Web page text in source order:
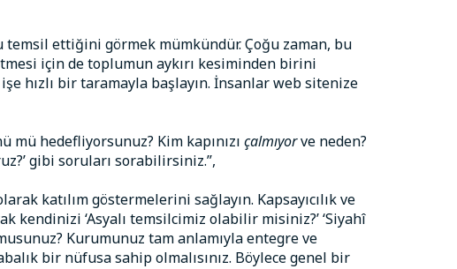
ettiğini görmek mümkündür. Çoğu zaman, bu
için de toplumun aykırı kesiminden birini
hızlı bir taramayla başlayın. İnsanlar web sitenize
hedefliyorsunuz? Kim kapınızı çalmıyorve neden?
gibi soruları sorabilirsiniz.”,
katılım göstermelerini sağlayın. Kapsayıcılık ve
‘Asyalı temsilcimiz olabilir misiniz?’ ‘Siyahî
Kurumunuz tam anlamıyla entegre ve
bir nüfusa sahip olmalısınız. Böylece genel bir